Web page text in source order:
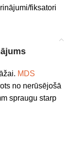
fiksatori
MDS
no nerūsējošā
spraugu starp